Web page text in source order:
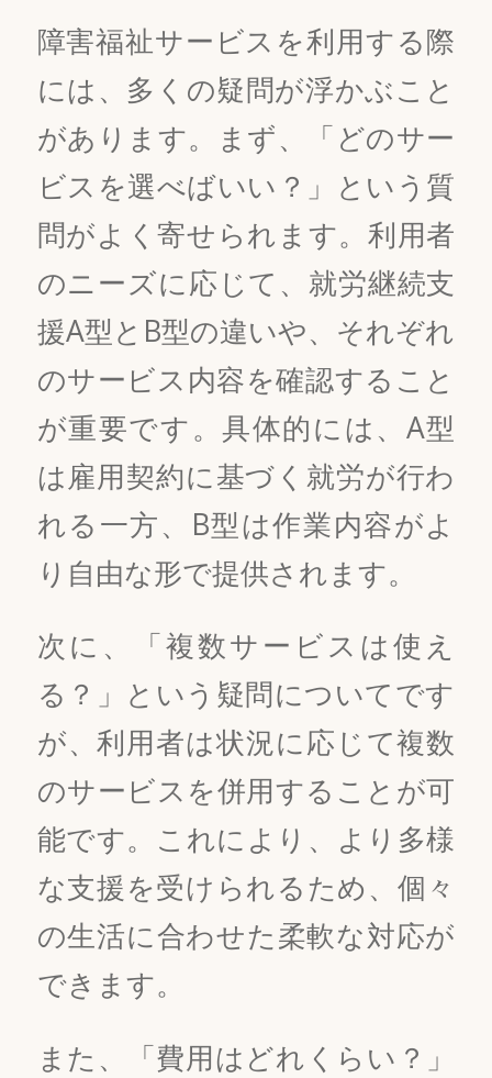
障害福祉サービスを利用する際
には、多くの疑問が浮かぶこと
があります。まず、「どのサー
ビスを選べばいい？」という質
問がよく寄せられます。利用者
のニーズに応じて、就労継続支
援A型とB型の違いや、それぞれ
のサービス内容を確認すること
が重要です。具体的には、A型
は雇用契約に基づく就労が行わ
れる一方、B型は作業内容がよ
り自由な形で提供されます。
次に、「複数サービスは使え
る？」という疑問についてです
が、利用者は状況に応じて複数
のサービスを併用することが可
能です。これにより、より多様
な支援を受けられるため、個々
の生活に合わせた柔軟な対応が
できます。
また、「費用はどれくらい？」